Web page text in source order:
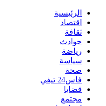
الرئيسية
اقتصاد
ثقافة
حوادث
رياضة
سياسة
صحة
فاس24 تيفي
قضايا
مجتمع